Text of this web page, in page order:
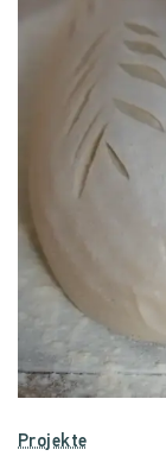
Projekte